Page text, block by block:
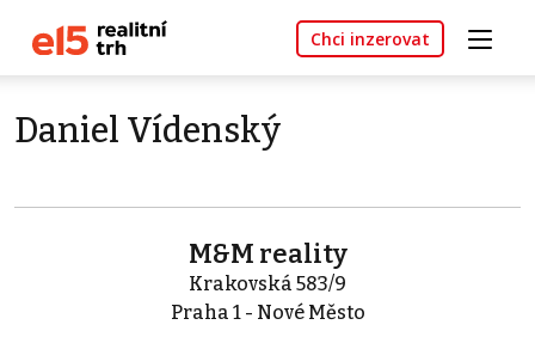
Chci inzerovat
Daniel Vídenský
M&M reality
Krakovská 583/9
Praha 1 - Nové Město